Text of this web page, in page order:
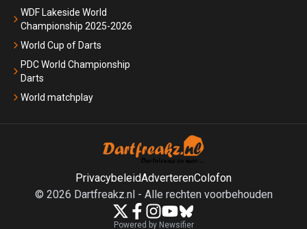
WDF Lakeside World
Championship 2025-2026
World Cup of Darts
PDC World Championship
Darts
World matchplay
PrivacybeleidAdverterenColofon
© 2026 Dartfreakz.nl- Alle rechten voorbehouden
Powered by Newsifier